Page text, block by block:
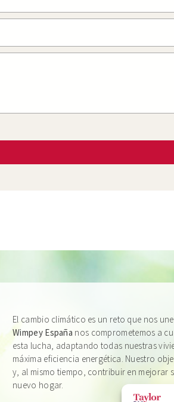
El cambio climático es un reto que nos
Wimpey España nos comprometemos a
esta lucha, adaptando todas nuestras
máxima eficiencia energética. Nuestro
y, al mismo tiempo, contribuir en mejorar
nuevo hogar.